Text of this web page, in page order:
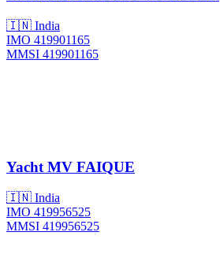
🇮🇳 India
IMO 419901165
MMSI 419901165
Yacht MV FAIQUE
🇮🇳 India
IMO 419956525
MMSI 419956525